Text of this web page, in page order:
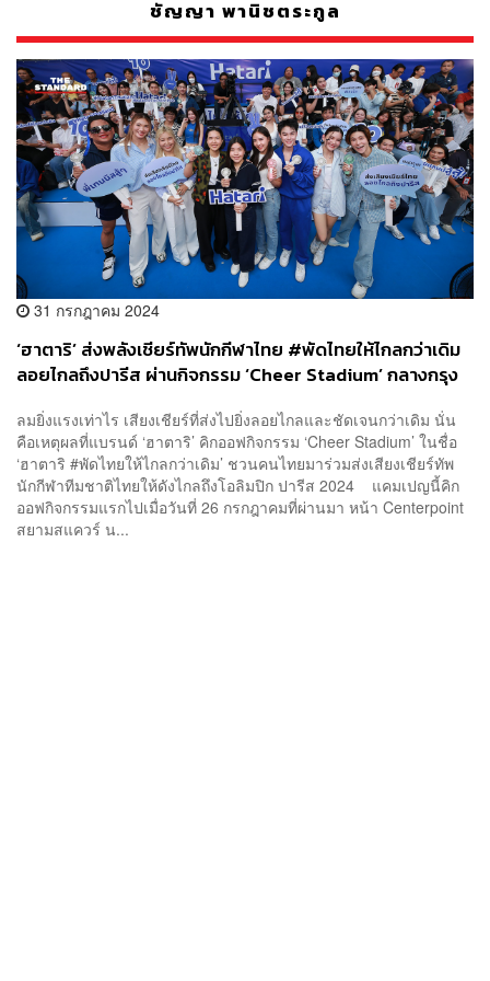
ชัญญา พานิชตระกูล
31 กรกฎาคม 2024
‘ฮาตาริ’ ส่งพลังเชียร์ทัพนักกีฬาไทย #พัดไทยให้ไกลกว่าเดิม
ลอยไกลถึงปารีส ผ่านกิจกรรม ‘Cheer Stadium’ กลางกรุง
ลมยิ่งแรงเท่าไร เสียงเชียร์ที่ส่งไปยิ่งลอยไกลและชัดเจนกว่าเดิม นั่น
คือเหตุผลที่แบรนด์ ‘ฮาตาริ’ คิกออฟกิจกรรม ‘Cheer Stadium’ ในชื่อ
‘ฮาตาริ #พัดไทยให้ไกลกว่าเดิม’ ชวนคนไทยมาร่วมส่งเสียงเชียร์ทัพ
นักกีฬาทีมชาติไทยให้ดังไกลถึงโอลิมปิก ปารีส 2024 แคมเปญนี้คิก
ออฟกิจกรรมแรกไปเมื่อวันที่ 26 กรกฎาคมที่ผ่านมา หน้า Centerpoint
สยามสแควร์ น...